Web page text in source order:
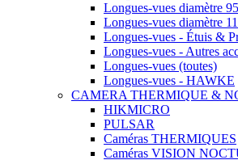
Longues-vues diamètre
Longues-vues diamètre
Longues-vues - Étuis &
Longues-vues - Autres
Longues-vues (toutes)
Longues-vues - HAWKE
CAMERA THERMIQUE &
HIKMICRO
PULSAR
Caméras THERMIQUES
Caméras VISION